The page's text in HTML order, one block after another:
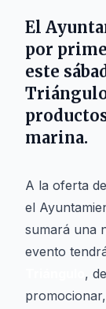
El
por
este
marina.
A la oferta
el
sumará una
evento
,